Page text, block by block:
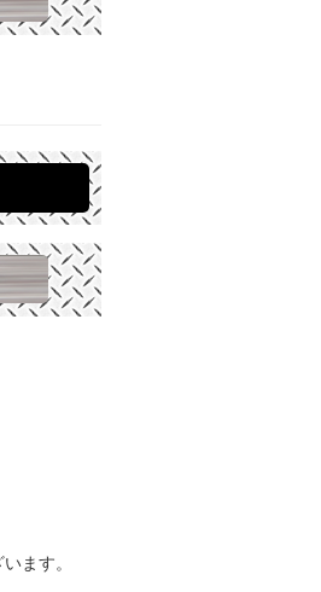
ます。